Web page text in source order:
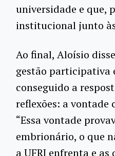
universidade e que,
institucional junto
Ao final, Aloísio
gestão participativa
conseguido a
reflexões: a vontade
“Essa vontade
embrionário, o que
a UFRJ enfrenta e